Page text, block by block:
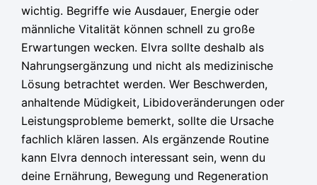
wichtig. Begriffe wie Ausdauer, Energie oder
männliche Vitalität können schnell zu große
Erwartungen wecken. Elvra sollte deshalb als
Nahrungsergänzung und nicht als medizinische
Lösung betrachtet werden. Wer Beschwerden,
anhaltende Müdigkeit, Libidoveränderungen oder
Leistungsprobleme bemerkt, sollte die Ursache
fachlich klären lassen. Als ergänzende Routine
kann Elvra dennoch interessant sein, wenn du
deine Ernährung, Bewegung und Regeneration